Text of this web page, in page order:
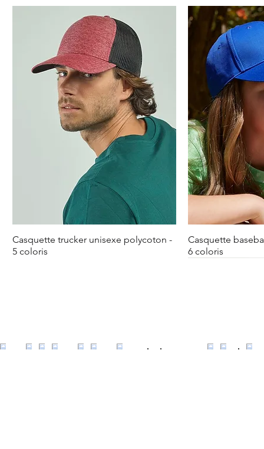
Casquette trucker unisexe polycoton -
5 coloris
Casquette
6 coloris